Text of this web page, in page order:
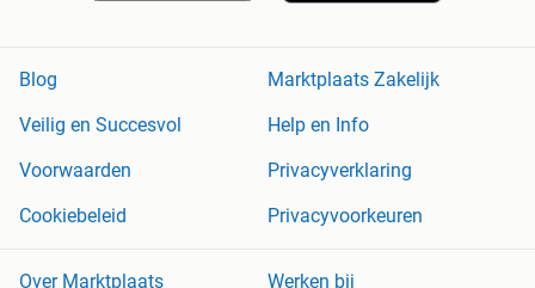
Blog
Marktplaats Zakelijk
Veilig en Succesvol
Help en Info
Voorwaarden
Privacyverklaring
Cookiebeleid
Privacyvoorkeuren
Over Marktplaats Werken bij